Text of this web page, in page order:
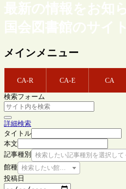
最新の情報をお知
国会図書館のサイ
メインメニュー
CA-R CA-E CA
検索フォーム
詳細検索
タイトル
本文
記事種別
検索したい記事種別を選択して
館種 検索したい館種を選択してください
投稿日